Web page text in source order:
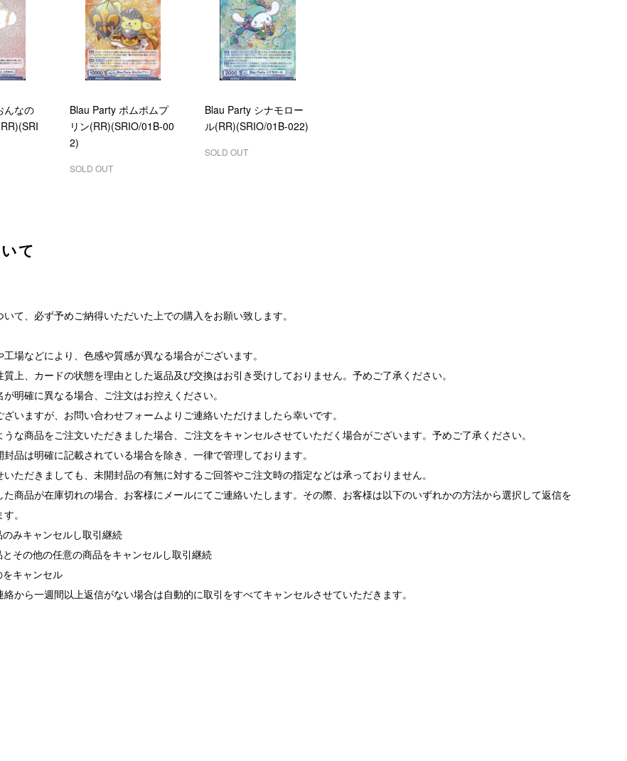
て
て、必ず予めご納得いただいた上での購入をお願い致します。
工場などにより、色感や質感が異なる場合がございます。
質上、カードの状態を理由とした返品及び交換はお引き受けしておりません。予めご了承ください。
が明確に異なる場合、ご注文はお控えください。
いますが、お問い合わせフォームよりご連絡いただけましたら幸いです。
な商品をご注文いただきました場合、ご注文をキャンセルさせていただく場合がございます。予めご了承ください。
封品は明確に記載されている場合を除き、一律で管理しております。
ただきましても、未開封品の有無に対するご回答やご注文時の指定などは承っておりません。
た商品が在庫切れの場合、お客様にメールにてご連絡いたします。その際、お客様は以下のいずれかの方法から選択して返信を
。
みキャンセルし取引継続
その他の任意の商品をキャンセルし取引継続
キャンセル
絡から一週間以上返信がない場合は自動的に取引をすべてキャンセルさせていただきます。
んなの
Blau Party ポムポムプ
リン(RR)(SRIO/01B-00
2)
SOLD OUT
Blau Party シナモロー
ル(RR)(SRIO/01B-022)
SOLD OUT